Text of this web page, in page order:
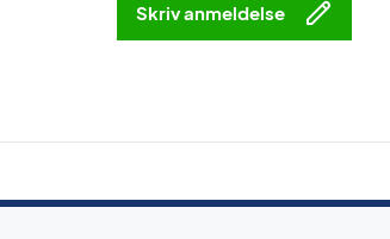
Skriv anmeldelse